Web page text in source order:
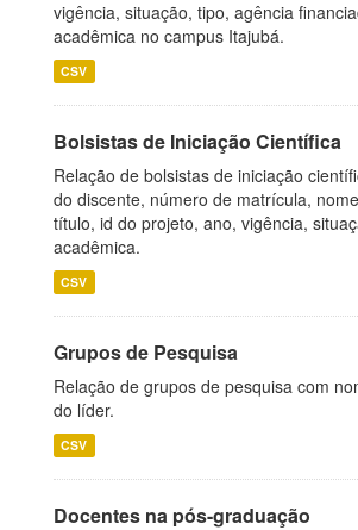
vigência, situação, tipo, agência
acadêmica no campus Itajubá.
CSV
Bolsistas de Iniciação Científica
Relação de bolsistas de iniciação
do discente, número de matrícula,
título, id do projeto, ano, vigência,
acadêmica.
CSV
Grupos de Pesquisa
Relação de grupos de pesquisa com
do líder.
CSV
Docentes na pós-graduação